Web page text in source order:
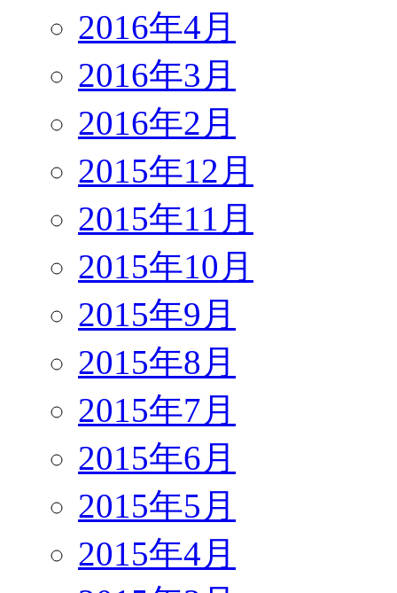
2016年4月
2016年3月
2016年2月
2015年12月
2015年11月
2015年10月
2015年9月
2015年8月
2015年7月
2015年6月
2015年5月
2015年4月